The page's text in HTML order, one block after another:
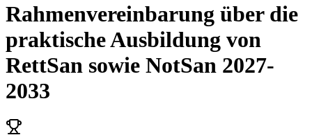
Rahmenvereinbarung über die
praktische Ausbildung von
RettSan sowie NotSan 2027-
2033